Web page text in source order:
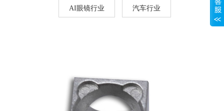
AI眼镜行业 汽车行业